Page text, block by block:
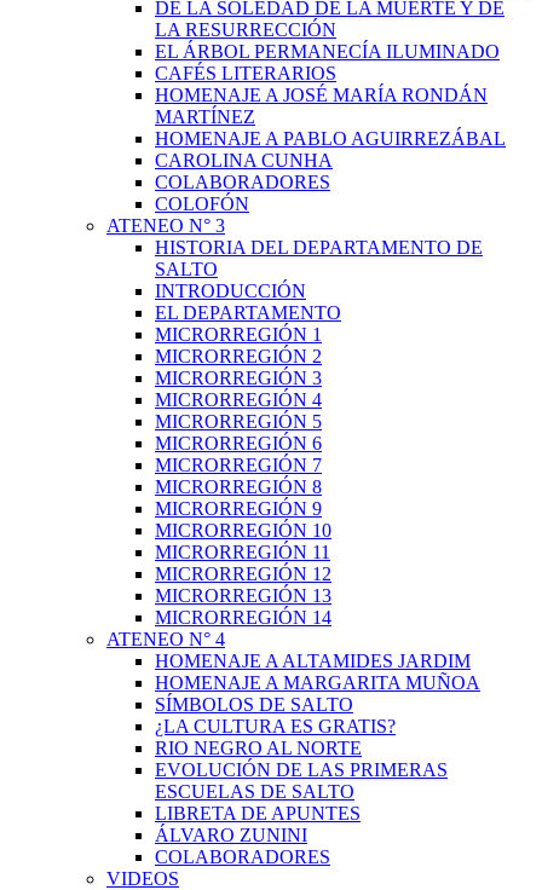
DE LA SOLEDAD DE LA MUERTE Y DE
LA RESURRECCIÓN
EL ÁRBOL PERMANECÍA ILUMINADO
CAFÉS LITERARIOS
HOMENAJE A JOSÉ MARÍA RONDÁN
MARTÍNEZ
HOMENAJE A PABLO AGUIRREZÁBAL
CAROLINA CUNHA
COLABORADORES
COLOFÓN
ATENEO N° 3
HISTORIA DEL DEPARTAMENTO DE
SALTO
INTRODUCCIÓN
EL DEPARTAMENTO
MICRORREGIÓN 1
MICRORREGIÓN 2
MICRORREGIÓN 3
MICRORREGIÓN 4
MICRORREGIÓN 5
MICRORREGIÓN 6
MICRORREGIÓN 7
MICRORREGIÓN 8
MICRORREGIÓN 9
MICRORREGIÓN 10
MICRORREGIÓN 11
MICRORREGIÓN 12
MICRORREGIÓN 13
MICRORREGIÓN 14
ATENEO N° 4
HOMENAJE A ALTAMIDES JARDIM
HOMENAJE A MARGARITA MUÑOA
SÍMBOLOS DE SALTO
¿LA CULTURA ES GRATIS?
RIO NEGRO AL NORTE
EVOLUCIÓN DE LAS PRIMERAS
ESCUELAS DE SALTO
LIBRETA DE APUNTES
ÁLVARO ZUNINI
COLABORADORES
VIDEOS